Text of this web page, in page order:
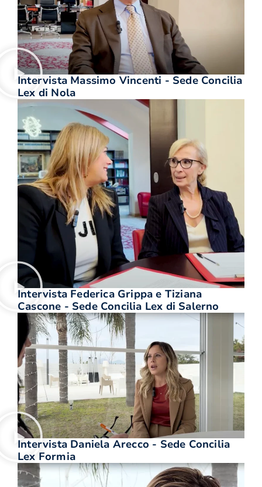
Intervista Massimo Vincenti - Sede Concilia
Lex di Nola
Intervista Federica Grippa e Tiziana
Cascone - Sede Concilia Lex di Salerno
Intervista Daniela Arecco - Sede Concilia
Lex Formia